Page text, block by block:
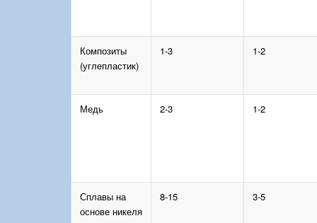
Композиты
(углепластик)
1-3 1-2
Медь 2-3 1-2
Сплавы на
основе никеля
8-15 3-5